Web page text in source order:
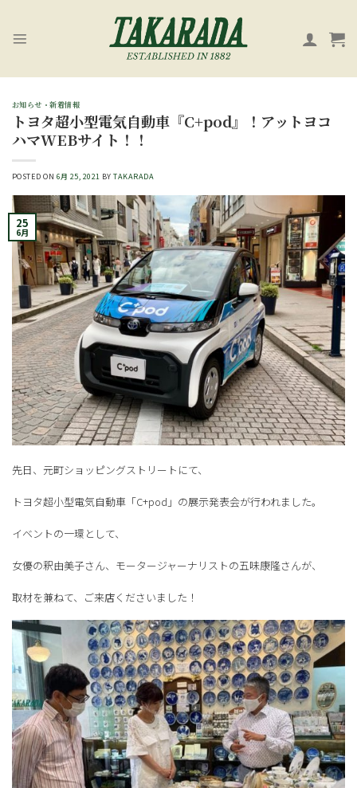
content
お知らせ・新着情報
トヨタ超小型電気自動車『C+pod』！アットヨコ
ハマWEBサイト！！
POSTED ON 6月 25, 2021 BYTAKARADA
25
6月
先日、元町ショッピングストリートにて、
トヨタ超小型電気自動車「C+pod」の展示発表会が行われました。
イベントの一環として、
女優の釈由美子さん、モータージャーナリストの五味康隆さんが、
取材を兼ねて、ご来店くださいました！